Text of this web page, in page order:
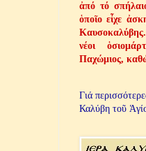
ἀπό τό
ὁποῖο εἶχε
νέοι
Παχώμιος,
Γιά
Καλύβη τοῦ